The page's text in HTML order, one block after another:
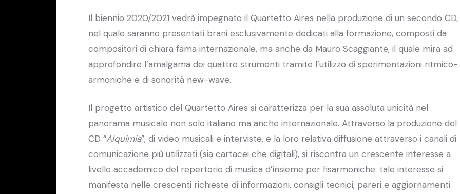
Il biennio 2020/2021 vedrà impegnato il Quartetto Aires nella produzione di un secondo CD,
nel quale saranno presentati brani esclusivamente dedicati alla formazione, composti da
compositori di chiara fama internazionale, ma anche da Mauro Scaggiante, il quale mira ad
approfondire l’amalgama dei quattro strumenti tramite l’utilizzo di sperimentazioni ritmico-
armoniche e di sonorità new-wave.
Il progetto artistico del Quartetto Aires si caratterizza per la sua assoluta unicità nel
panorama musicale non solo italiano ma anche internazionale. Attraverso la produzione del
CD “Alquimia”, di video musicali e interviste, e la loro relativa diffusione attraverso i canali di
comunicazione più utilizzati (sia cartacei che digitali), si riscontra un crescente interesse a
livello accademico del repertorio di musica d’insieme per fisarmoniche: tale interesse si
manifesta nelle crescenti richieste di informazioni, consigli tecnici, pareri e aggiornamenti